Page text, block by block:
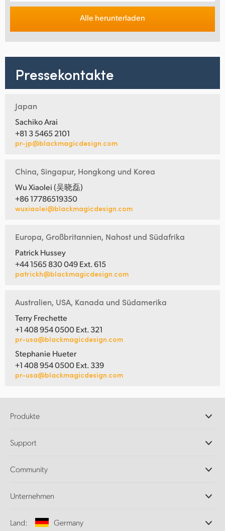
Alle herunterladen
Pressekontakte
Japan
Sachiko Arai
+81 3 5465 2101
pr-jp@blackmagicdesign.com
China, Singapur, Hongkong und Korea
Wu Xiaolei (吴晓磊)
+86 17786519350
wuxiaolei@blackmagicdesign.com
Europa, Großbritannien, Nahost und Südafrika
Patrick Hussey
+44 1565 830 049 Ext. 615
patrickh@blackmagicdesign.com
Australien, USA, Kanada und Südamerika
Terry Frechette
+1 408 954 0500 Ext. 321
pr-usa@blackmagicdesign.com
Stephanie Hueter
+1 408 954 0500 Ext. 339
pr-usa@blackmagicdesign.com
Produkte
DaVinci Resolve und Fusion Software
Ultimatte
Aufzeichnung und Wiedergabe
Norm- und Formatwandlung
Support
Support-Center
Community
Unternehmen
Informationen über uns
Land: Germany